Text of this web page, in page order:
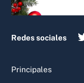
Redes sociales
Principales